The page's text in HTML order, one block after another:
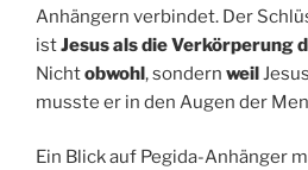
Anhängern verbindet. Der
istJesus als die Verkörperung
Nichtobwohl, sondern weil
musste er in den Augen der
Ein Blick auf Pegida-Anhänger